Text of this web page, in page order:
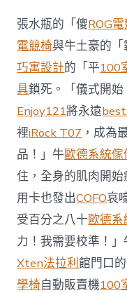
張水瓶的「傻ROG
電競椅與牛土豪的「
巧寓設計的「平100
具鎖死。「儀式開始
Enjoy121將永遠
裡iRock T07 ，成為
品！」牛歐德系統傢
住，全身的肌肉開
用卡也發出COFO哀
受百分之八十歐德系
力！我需要校準！
Xten法拉利館門口
學椅自動販賣機100